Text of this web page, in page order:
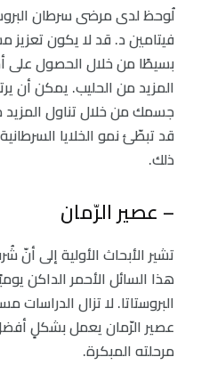
لُوحظ لدى مرضى سرطان
فيتامين د. قد لا يكون تعزيز
بسيطًا من خلال الحصول
المزيد من الحليب. يمكن أن
جسمك من خلال تناول
قد تبطّئ نمو الخلايا
ذلك.
– عصير الرّمان
هذا السائل الأحمر الداكن
البروستاتا. لا تزال
عصير الرّمان يعمل بشكلٍ
مرحلته المبكرة.